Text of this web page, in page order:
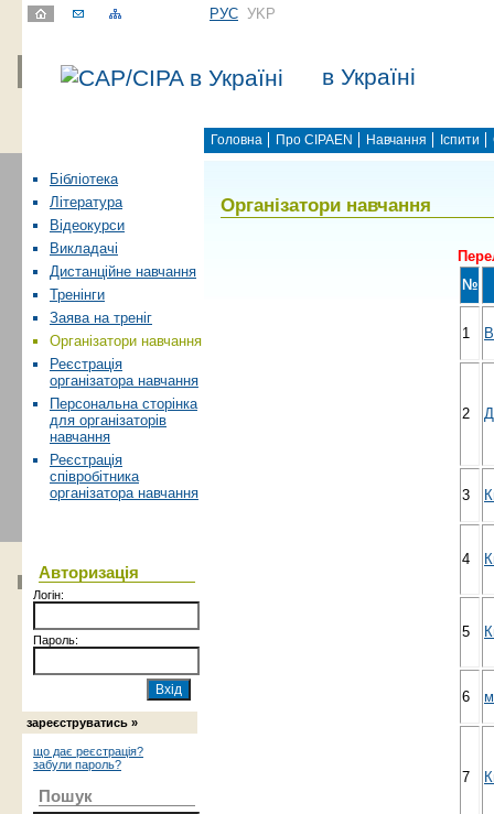
РУС УKР
в Україні
Головна Про CIPAEN Навчання Іспити
Бібліотека
Література
Відеокурси
Викладачі
Дистанційне навчання
Тренінги
Заява на треніг
Організатори навчання
Реєстрація
організатора навчання
Персональна сторінка
для організаторів
навчання
Реєстрація
співробітника
організатора навчання
Авторизація
Логін:
Пароль:
зареєструватись »
що дає реєстрація?
забули пароль?
Пошук
Організатори навчання
№
1
2
3
4
5
6
7